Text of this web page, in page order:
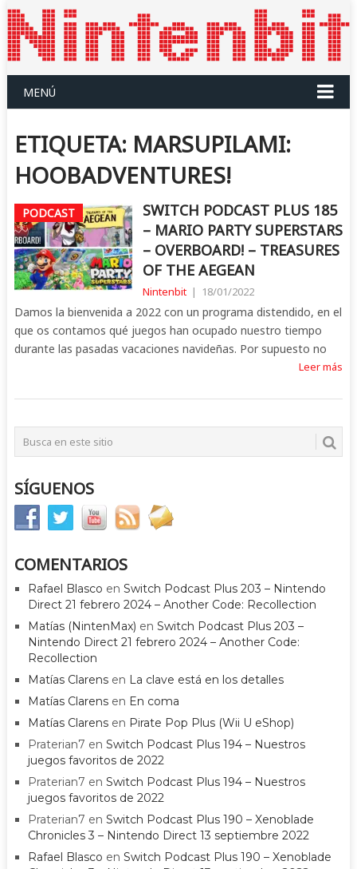
MENÚ
ETIQUETA: MARSUPILAMI:
HOOBADVENTURES!
PODCAST
SWITCH PODCAST PLUS 185
– MARIO PARTY SUPERSTARS
– OVERBOARD! – TREASURES
OF THE AEGEAN
Nintenbit | 18/01/2022
Damos la bienvenida a 2022 con un programa distendido, en el
que os contamos qué juegos han ocupado nuestro tiempo
durante las pasadas vacaciones navideñas. Por supuesto no
Leer más
SÍGUENOS
COMENTARIOS
Rafael Blasco en Switch Podcast Plus 203 – Nintendo
Direct 21 febrero 2024 – Another Code: Recollection
Matías (NintenMax) en Switch Podcast Plus 203 –
Nintendo Direct 21 febrero 2024 – Another Code:
Recollection
Matías Clarensen La clave está en los detalles
Matías Clarensen En coma
Matías Clarensen Pirate Pop Plus (Wii U eShop)
Praterian7 en Switch Podcast Plus 194 – Nuestros
juegos favoritos de 2022
Praterian7 en Switch Podcast Plus 194 – Nuestros
juegos favoritos de 2022
Praterian7 en Switch Podcast Plus 190 – Xenoblade
Chronicles 3 – Nintendo Direct 13 septiembre 2022
Rafael Blasco en Switch Podcast Plus 190 – Xenoblade